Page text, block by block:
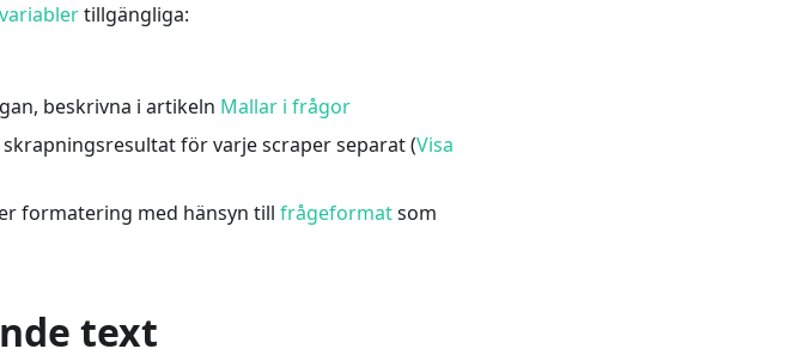
variablertillgängliga:
beskrivna i artikeln Mallar i frågor
för varje scraper separat (Visa
formatering med hänsyn tillfrågeformatsom
text